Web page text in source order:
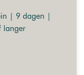
| 9 dagen |
langer